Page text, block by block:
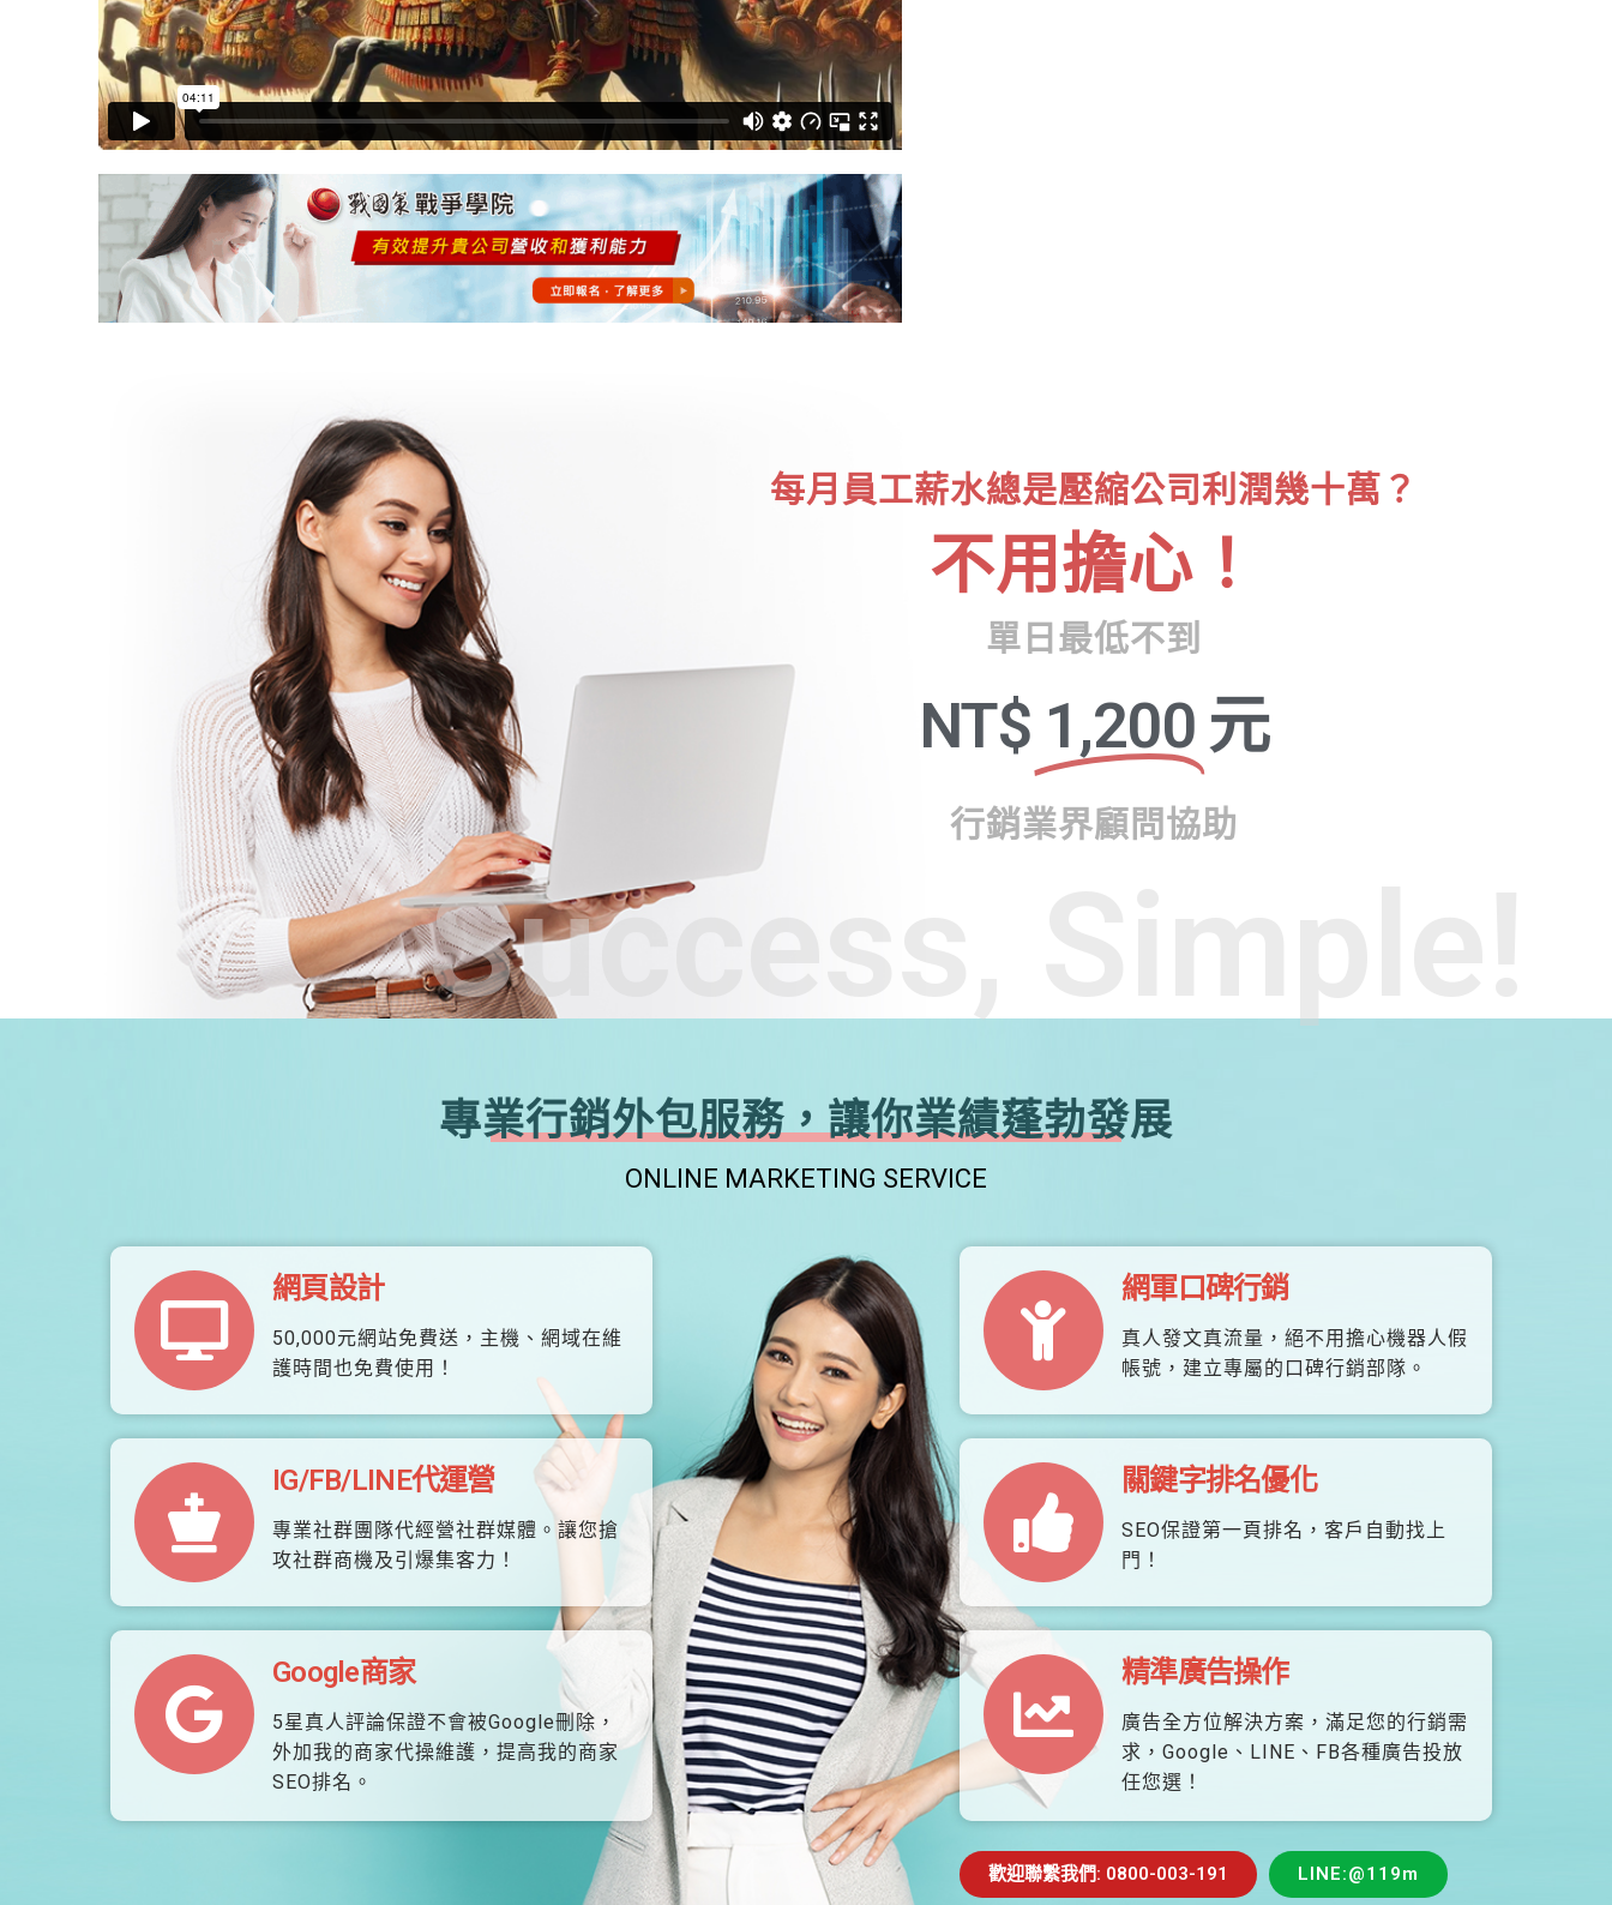
Success, Simple!
每月員工薪水總是壓縮公司利潤幾十萬？
不用擔心！
單日最低不到
NT$ 1,200 元
行銷業界顧問協助
專業行銷外包服務，讓你業績蓬勃發展
ONLINE MARKETING SERVICE
網頁設計
50,000元網站免費送，主機、網域在維
護時間也免費使用！
IG/FB/LINE代運營
專業社群團隊代經營社群媒體。讓您搶
攻社群商機及引爆集客力！
Google商家
5星真人評論保證不會被Google刪除，
外加我的商家代操維護，提高我的商家
SEO排名。
網軍口碑行銷
真人發文真流量，絕不用擔心機器人假
帳號，建立專屬的口碑行銷部隊。
關鍵字排名優化
SEO保證第一頁排名，客戶自動找上
門！
精準廣告操作
廣告全方位解決方案，滿足您的行銷需
求，Google、LINE、FB各種廣告投放
任您選！
歡迎聯繫我們: 0800-003-191 LINE:@119m